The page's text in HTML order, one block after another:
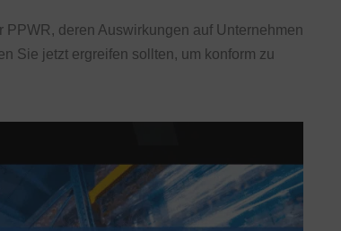
deren Auswirkungen auf Unternehmen
Sie jetzt ergreifen sollten, um konform zu